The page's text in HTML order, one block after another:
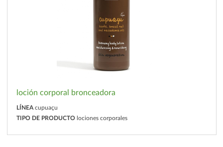
loción corporal bronceadora
LÍNEA cupuaçu
TIPO DE PRODUCTO lociones corporales